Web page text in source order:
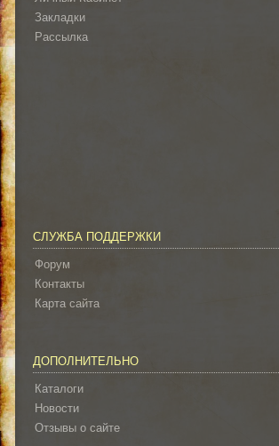
Закладки
Рассылка
СЛУЖБА ПОДДЕРЖКИ
Форум
Контакты
Карта сайта
ДОПОЛНИТЕЛЬНО
Каталоги
Новости
Отзывы о сайте